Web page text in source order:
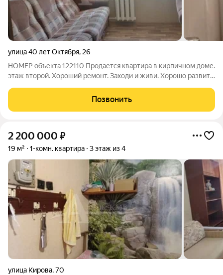
улица 40 лет Октября, 26
НОМЕР объекта 122110 Продается квартира в кирпичном доме.
этаж второй. Хороший ремонт. Заходи и живи. Хорошо развита
прописан. Готовы выйти на сделку. Звоните покажем в
удобное время.
Позвонить
2 200 000 ₽
19 м² 1-комн. квартира 3 этаж из 4
улица Кирова,70